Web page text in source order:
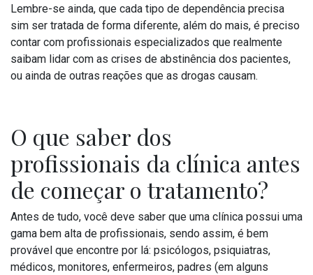
Lembre-se ainda, que cada tipo de dependência precisa
sim ser tratada de forma diferente, além do mais, é preciso
contar com profissionais especializados que realmente
saibam lidar com as crises de abstinência dos pacientes,
ou ainda de outras reações que as drogas causam.
O que saber dos
profissionais da clínica antes
de começar o tratamento?
Antes de tudo, você deve saber que uma clínica possui uma
gama bem alta de profissionais, sendo assim, é bem
provável que encontre por lá: psicólogos, psiquiatras,
médicos, monitores, enfermeiros, padres (em alguns